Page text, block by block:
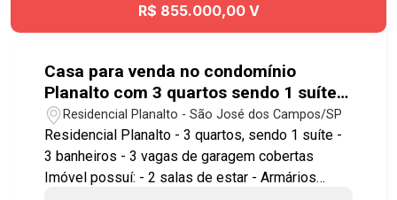
R$ 855.000,00 V
Casa para venda no condomínio
Planalto com 3 quartos sendo 1 suíte -
180 m² - No bairro Vila Industrial - SJC
Residencial Planalto - São José dos Campos/SP
Residencial Planalto - 3 quartos, sendo 1 suíte -
3 banheiros - 3 vagas de garagem cobertas
Imóvel possuí: - 2 salas de estar - Armários